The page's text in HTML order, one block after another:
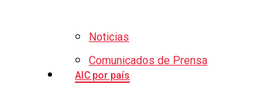
Noticias
Comunicados de Prensa
AIC por país